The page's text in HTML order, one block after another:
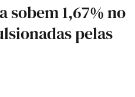
sobem 1,67% no
pelas